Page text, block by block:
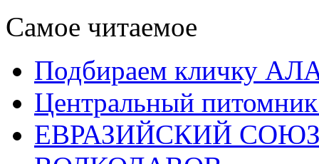
Самое читаемое
Подбираем кличку
Центральный
ЕВРАЗИЙСКИЙ